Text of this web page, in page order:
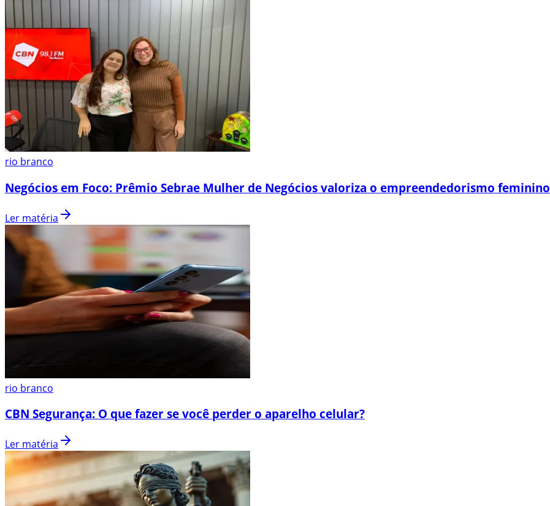
rio branco
Negócios em Foco: Prêmio Sebrae Mulher de Negócios valoriza o empreendedorismo feminino
Ler matéria
rio branco
CBN Segurança: O que fazer se você perder o aparelho celular?
Ler matéria